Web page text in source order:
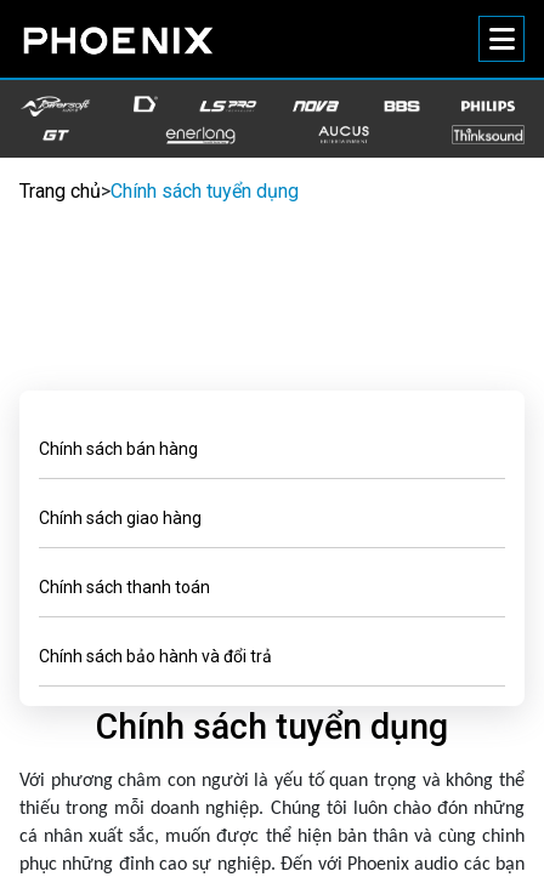
Trang chủ>Chính sách tuyển dụng
Chính sách bán hàng
Chính sách giao hàng
Chính sách thanh toán
Chính sách bảo hành và đổi trả
Chính sách tuyển dụng
Với phương châm con người là yếu tố quan trọng và không thể
thiếu trong mỗi doanh nghiệp. Chúng tôi luôn chào đón những
cá nhân xuất sắc, muốn được thể hiện bản thân và cùng chinh
phục những đỉnh cao sự nghiệp. Đến với Phoenix audio các bạn